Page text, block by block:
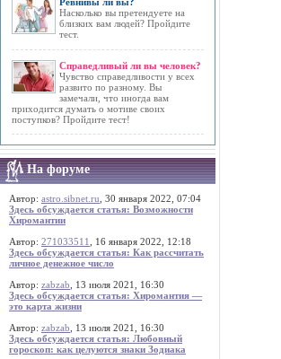
Насколько вы претендуете на
близких вам людей? Пройдите
тест.
Справедливый ли вы человек?
Чувство справедливости у всех
развито по разному. Вы
замечали, что иногда вам
приходится думать о мотиве своих
поступков? Пройдите тест!
На форуме
Автор: astro.sibnet.ru , 30 января 2022, 07:04
Здесь обсуждается статья: Возможности
Хиромантии
Автор: 271033511
, 16 января 2022, 12:18
Здесь обсуждается статья: Как рассчитать
личное денежное число
Автор: zabzab , 13 июля 2021, 16:30
Здесь обсуждается статья: Хиромантия —
это карта жизни
Автор: zabzab , 13 июля 2021, 16:30
Здесь обсуждается статья: Любовный
гороскоп: как целуются знаки Зодиака